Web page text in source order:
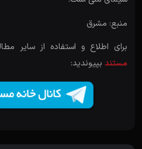
منبع: مشرق
برای اطلاع و استفاده از سایر
مستندبپیوندید: